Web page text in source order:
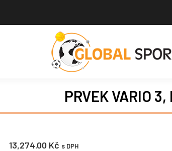
PRVEK VARIO
13,274.00 Kč s DPH